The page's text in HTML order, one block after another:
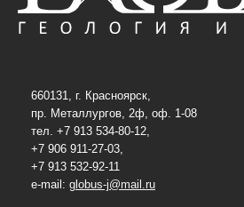
660131, г. Красноярск,
пр. Металлургов, 2ф, оф. 1-08
тел. +7 913 534-80-12,
+7 906 911-27-03,
+7 913 532-92-11
e-mail: globus-j@mail.ru